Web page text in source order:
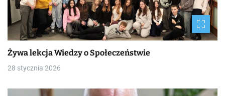
Żywa lekcja Wiedzy o Społeczeństwie
28 stycznia 2026